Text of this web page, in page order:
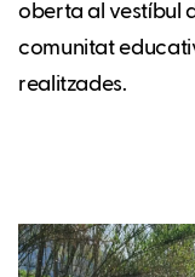
oberta al vestíbul
comunitat
realitzades.